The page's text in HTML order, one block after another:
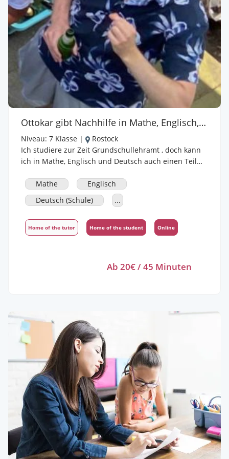
gestalten, sodass der Schüler/die Schülerin selbst
Interesse und Spaß an dem Unterricht entwickelt und
Kompetenzen zum selbstständigen Weiterlernen
entwickelt, damit vom Unterricht nachhaltig etwas
hängen bleibt. Denn Sprachen haben so viel zu
bieten! Wenn ich nun euer Interesse geweckt habe
oder ihr mehr erfahren wollt könnt ihr euch gerne mit
mir in Verbindung setzen. Bei Bedarf kann ich auch
gerne einen Nachweis für die Nachhilfetätigkeit und
erbringen. Ich bin offen für Neues und bereit mich Ottokar gibt Nachhilfe in Mathe, Englisch, Deutsch (Schule), Konversationstraining
Niveau: 7 Klasse |
Rostock
Ich studiere zur Zeit Grundschullehramt , doch kann
ich in Mathe, Englisch und Deutsch auch einen Teil
ich Material gut vermitteln und sollte kein Problem
haben dir dieses nahe zu bringen.
Mathe
Englisch
Deutsch (Schule)
...
Home of the tutor Home of the student Online
Ab 20€ / 45 Minuten